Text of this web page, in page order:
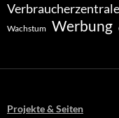
Verbraucherzentrale
Wachstum Werbung
Projekte & Seiten